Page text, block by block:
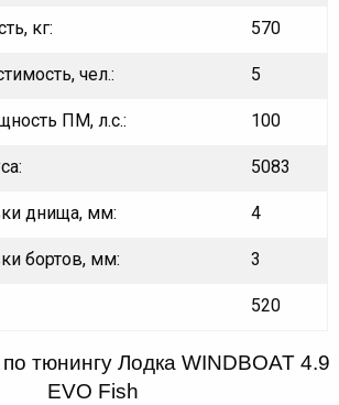
кг: 570
чел.: 5
ПМ, л.с.: 100
5083
днища, мм: 4
бортов, мм: 3
520
тюнингу Лодка WINDBOAT 4.9
EVO Fish